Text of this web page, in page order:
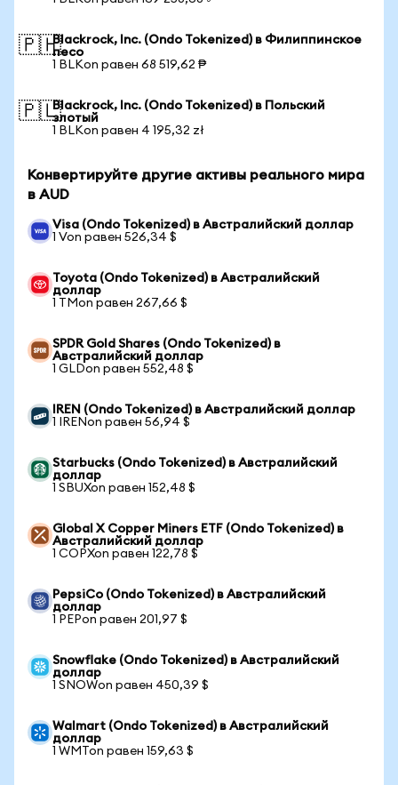
🇵🇭Blackrock, Inc. (Ondo Tokenized) в Филиппинское
песо
1 BLKon равен 68 519,62 ₱
🇵🇱Blackrock, Inc. (Ondo Tokenized) в Польский
злотый
1 BLKon равен 4 195,32 zł
Конвертируйте другие активы реального мира
в AUD
Visa (Ondo Tokenized) в Австралийский доллар
1 Von равен 526,34 $
Toyota (Ondo Tokenized) в Австралийский
доллар
1 TMon равен 267,66 $
SPDR Gold Shares (Ondo Tokenized) в
Австралийский доллар
1 GLDon равен 552,48 $
IREN (Ondo Tokenized) в Австралийский доллар
1 IRENon равен 56,94 $
Starbucks (Ondo Tokenized) в Австралийский
доллар
1 SBUXon равен 152,48 $
Global X Copper Miners ETF (Ondo Tokenized) в
Австралийский доллар
1 COPXon равен 122,78 $
PepsiCo (Ondo Tokenized) в Австралийский
доллар
1 PEPon равен 201,97 $
Snowflake (Ondo Tokenized) в Австралийский
доллар
1 SNOWon равен 450,39 $
Walmart (Ondo Tokenized) в Австралийский
доллар
1 WMTon равен 159,63 $